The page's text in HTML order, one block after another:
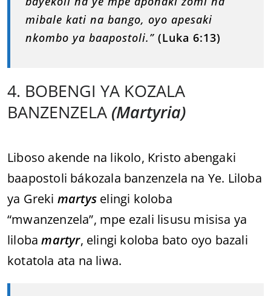
mibale kati na bango, oyo apesaki
nkombo ya baapostoli.” (Luka 6:13)
4. BOBENGI YA KOZALA
BANZENZELA (Martyria)
Liboso akende na likolo, Kristo abengaki
baapostoli bákozala banzenzela na Ye. Liloba
ya Greki martys elingi koloba
“mwanzenzela”, mpe ezali lisusu misisa ya
lilobamartyr, elingi koloba bato oyo bazali
kotatola ata na liwa.